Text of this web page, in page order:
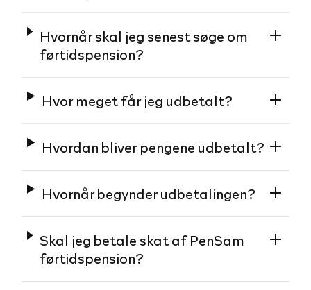
Hvornår skal jeg senest søge om
førtidspension?
Hvor meget får jeg udbetalt?
Hvordan bliver pengene udbetalt?
Hvornår begynder udbetalingen?
Skal jeg betale skat af PenSam
førtidspension?